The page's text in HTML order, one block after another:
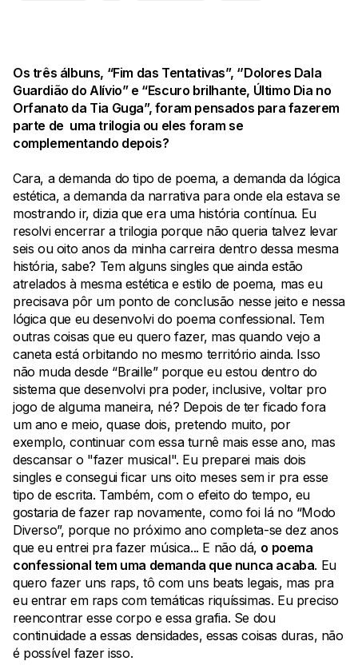
Os três álbuns, “Fim das Tentativas”, ‘’Dolores Dala
Guardião do Alívio” e “Escuro brilhante, Último Dia no
Orfanato da Tia Guga”, foram pensados para fazerem
parte de uma trilogia ou eles foram se
complementando depois?
Cara, a demanda do tipo de poema, a demanda da lógica
estética, a demanda da narrativa para onde ela estava se
mostrando ir, dizia que era uma história contínua. Eu
resolvi encerrar a trilogia porque não queria talvez levar
seis ou oito anos da minha carreira dentro dessa mesma
história, sabe? Tem alguns singles que ainda estão
atrelados à mesma estética e estilo de poema, mas eu
precisava pôr um ponto de conclusão nesse jeito e nessa
lógica que eu desenvolvi do poema confessional. Tem
outras coisas que eu quero fazer, mas quando vejo a
caneta está orbitando no mesmo território ainda. Isso
não muda desde “Braille” porque eu estou dentro do
sistema que desenvolvi pra poder, inclusive, voltar pro
jogo de alguma maneira, né? Depois de ter ficado fora
um ano e meio, quase dois, pretendo muito, por
exemplo, continuar com essa turnê mais esse ano, mas
descansar o "fazer musical". Eu preparei mais dois
singles e consegui ficar uns oito meses sem ir pra esse
tipo de escrita. Também, com o efeito do tempo, eu
gostaria de fazer rap novamente, como foi lá no “Modo
Diverso”, porque no próximo ano completa-se dez anos
que eu entrei pra fazer música... E não dá, o poema
confessional tem uma demanda que nunca acaba. Eu
quero fazer uns raps, tô com uns beats legais, mas pra
eu entrar em raps com temáticas riquíssimas. Eu preciso
reencontrar esse corpo e essa grafia. Se dou
continuidade a essas densidades, essas coisas duras, não
é possível fazer isso.